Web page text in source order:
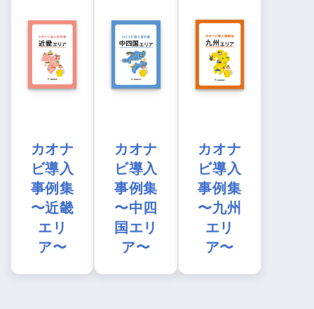
カオナ
ビ導入
事例集
〜近畿
エリ
ア〜
カオナ
ビ導入
事例集
〜中四
国エリ
ア〜
カオナ
ビ導入
事例集
〜九州
エリ
ア〜